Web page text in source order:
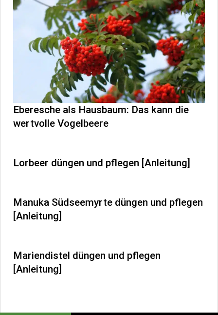
Eberesche als Hausbaum: Das kann die
wertvolle Vogelbeere
Lorbeer düngen und pflegen [Anleitung]
Manuka Südseemyrte düngen und pflegen
[Anleitung]
Mariendistel düngen und pflegen
[Anleitung]